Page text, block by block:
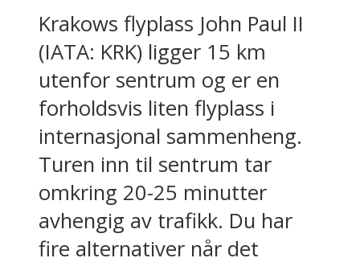
Krakows flyplass John Paul II
(IATA: KRK) ligger 15 km
utenfor sentrum og er en
forholdsvis liten flyplass i
internasjonal sammenheng.
Turen inn til sentrum tar
omkring 20-25 minutter
avhengig av trafikk. Du har
fire alternativer når det